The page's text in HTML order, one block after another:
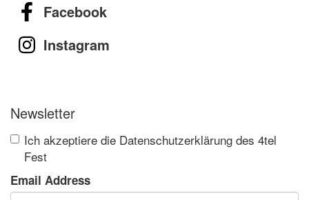
Facebook
Instagram
Newsletter
Ich akzeptiere die Datenschutzerklärung des 4tel
Fest
Email Address